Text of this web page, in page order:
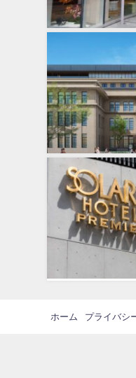
ホーム プライバシ